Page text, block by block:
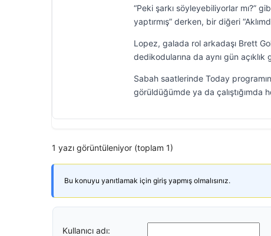
“Peki şarkı söyleyebiliyorlar mı?”
yaptırmış” derken, bir diğeri
Lopez, galada rol arkadaşı Brett
dedikodularına da aynı gün açıklık
Sabah saatlerinde Today
görüldüğümde ya da çalıştığımda
1 yazı görüntüleniyor (toplam 1)
Bu konuyu yanıtlamak için giriş yapmış olmalısınız.
Kullanıcı adı: